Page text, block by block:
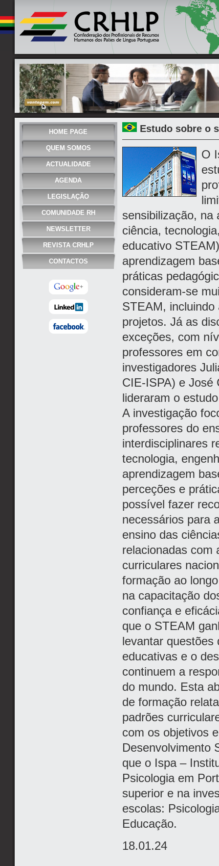
HOME PAGE
QUEM SOMOS
ACTUALIDADE
AGENDA
LEGISLAÇÃO
COMUNIDADE RH
NEWSLETTER
REVISTA CRHLP
CONTACTOS
Estudo sobre o
O
sensibilização, na
ciência,
educativo
aprendizagem
práticas
consideram-se
STEAM,
projetos. Já as
exceções, com
professores em
investigadores
CIE-ISPA) e José
lideraram o
A investigação
professores do
interdisciplinares
tecnologia,
aprendizagem
perceções e
possível fazer
necessários para
ensino das
relacionadas com
curriculares
formação ao
na capacitação
confiança e
que o STEAM
levantar questões
educativas e o
continuem a
do mundo. Esta
de formação
padrões
com os objetivos
Desenvolvimento
que o Ispa –
Psicologia em
superior e na
escolas:
Educação.
18.01.24